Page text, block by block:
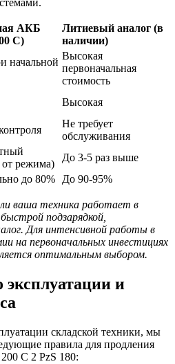
АКБ
C)
Литиевый аналог (в
наличии)
начальной
Высокая
первоначальная
стоимость
Высокая
Не требует
обслуживания
от режима)
До 3-5 раз выше
до 80% До 90-95%
ваша техника работает в
подзарядкой,
Для интенсивной работы в
на первоначальных инвестициях
оптимальным выбором.
и
складской техники, мы
правила для продления
C 2 PzS 180: